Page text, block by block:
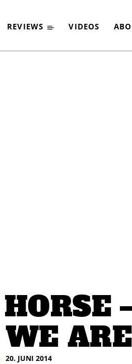
REVIEWS VIDEOS ABO
ARE
20. JUNI 2014